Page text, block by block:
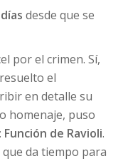
desde que se
por el crimen. Sí,
el
en detalle su
homenaje, puso
Función de Ravioli.
da tiempo para